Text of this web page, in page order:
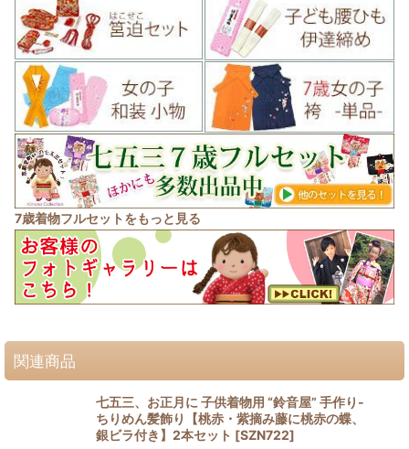
7歳着物フルセットをもっと見る
関連商品
七五三、お正月に 子供着物用 “鈴音屋” 手作り-
ちりめん髪飾り【桃赤・紫摘み藤に桃赤の蝶、
銀ビラ付き】2本セット [SZN722]